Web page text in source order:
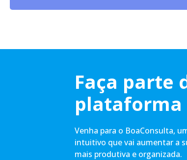
Faça parte
plataforma
Venha para o BoaConsulta,
intuitivo que vai aumentar a
mais produtiva e organizada.